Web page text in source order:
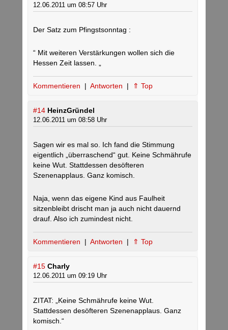
12.06.2011 um 08:57 Uhr
Der Satz zum Pfingstsonntag :
“ Mit weiteren Verstärkungen wollen sich die
Hessen Zeit lassen. „
Kommentieren | Antworten | ⇑ Top
#14 HeinzGründel
12.06.2011 um 08:58 Uhr
Sagen wir es mal so. Ich fand die Stimmung
eigentlich „überraschend“ gut. Keine Schmährufe
keine Wut. Stattdessen desöfteren
Szenenapplaus. Ganz komisch.
Naja, wenn das eigene Kind aus Faulheit
sitzenbleibt drischt man ja auch nicht dauernd
drauf. Also ich zumindest nicht.
Kommentieren | Antworten | ⇑ Top
#15 Charly
12.06.2011 um 09:19 Uhr
ZITAT: „Keine Schmährufe keine Wut.
Stattdessen desöfteren Szenenapplaus. Ganz
komisch.“